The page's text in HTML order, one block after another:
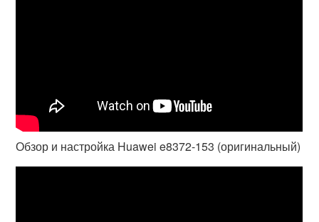
Обзор и настройка Huawei e8372-153 (оригинальный)